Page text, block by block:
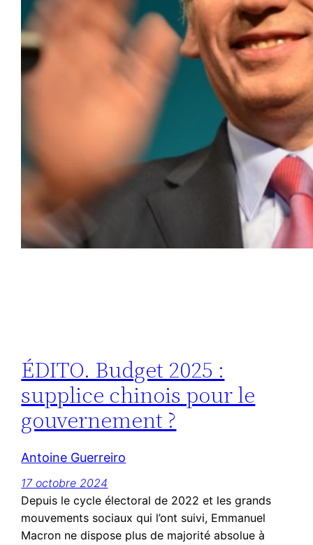
ÉDITO. Budget 2025 :
supplice chinois pour le
gouvernement ?
Antoine Guerreiro
17 octobre 2024
Depuis le cycle électoral de 2022 et les grands
mouvements sociaux qui l’ont suivi, Emmanuel
Macron ne dispose plus de majorité absolue à